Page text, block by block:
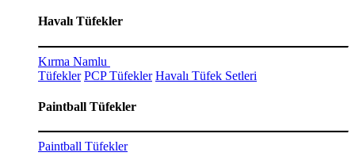
Havalı Tüfekler
Kırma Namlu
Tüfekler PCP Tüfekler Havalı Tüfek Setleri
Paintball Tüfekler
Paintball Tüfekler